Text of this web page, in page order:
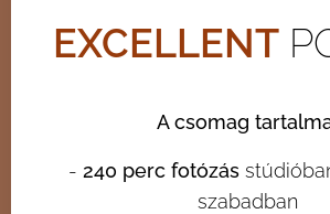
EXCELLENT
A csomag
- 240 perc fotózás
szabadban